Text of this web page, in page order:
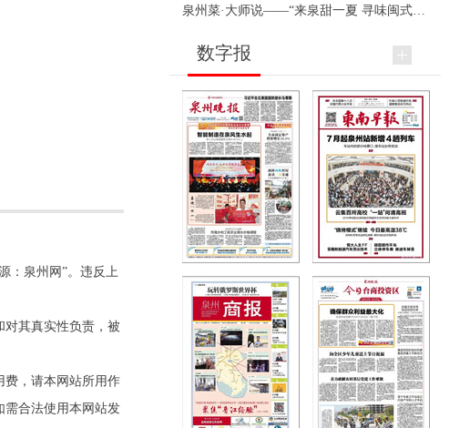
：泉州网”。违反上
其真实性负责，被
，请本网站所用作
需合法使用本网站发
数字报